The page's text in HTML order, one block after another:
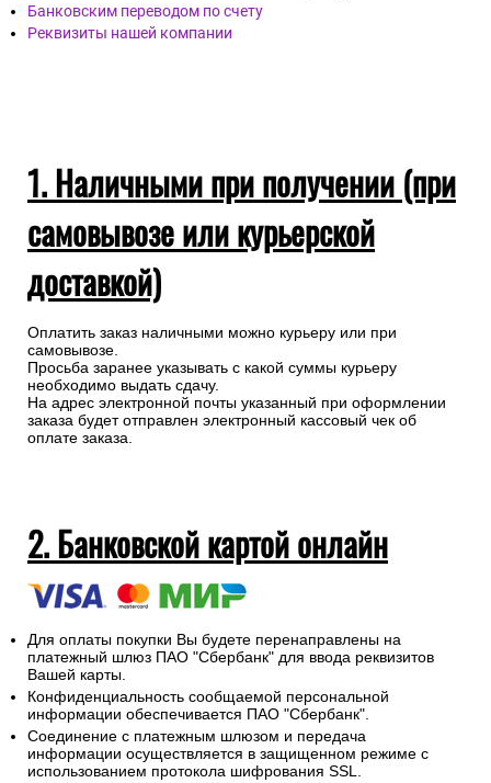
Банковским переводом по счету
Реквизиты нашей компании
1. Наличными при получении (при
самовывозе или курьерской
доставкой)
Оплатить заказ наличными можно курьеру или при
самовывозе.
Просьба заранее указывать с какой суммы курьеру
необходимо выдать сдачу.
На адрес электронной почты указанный при оформлении
заказа будет отправлен электронный кассовый чек об
оплате заказа.
2. Банковской картой онлайн
Для оплаты покупки Вы будете перенаправлены на
платежный шлюз ПАО "Сбербанк" для ввода реквизитов
Вашей карты.
Конфиденциальность сообщаемой персональной
информации обеспечивается ПАО "Сбербанк".
Соединение с платежным шлюзом и передача
информации осуществляется в защищенном режиме с
использованием протокола шифрования SSL.